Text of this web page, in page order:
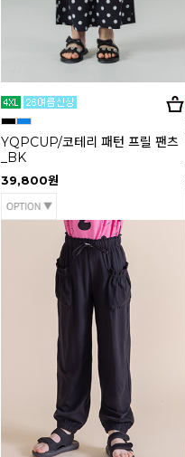
YQPCUP/코테리 패턴 프릴 팬츠
_BK
39,800원